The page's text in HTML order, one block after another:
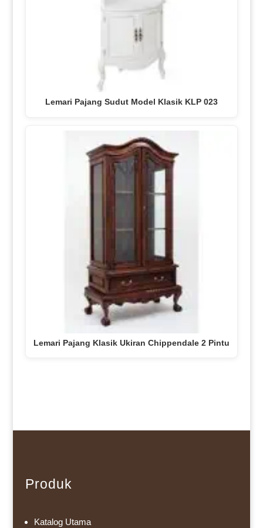
Lemari Pajang Sudut Model Klasik KLP 023
Lemari Pajang Klasik Ukiran Chippendale 2 Pintu
Produk
Katalog Utama